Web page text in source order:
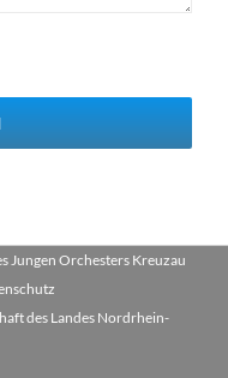
Jungen Orchesters Kreuzau